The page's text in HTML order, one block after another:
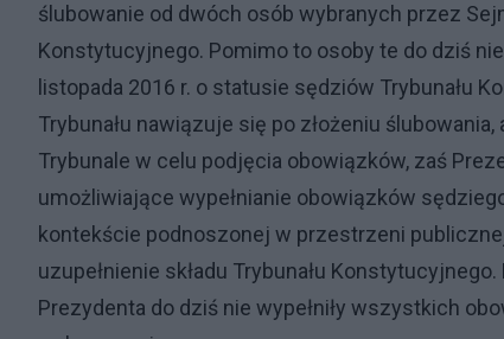
ślubowanie od dwóch osób wybranych przez
Konstytucyjnego. Pomimo to osoby te do dziś
listopada 2016 r. o statusie sędziów Trybunału
Trybunału nawiązuje się po złożeniu
Trybunale w celu podjęcia obowiązków, zaś
umożliwiające wypełnianie obowiązków
kontekście podnoszonej w przestrzeni
uzupełnienie składu Trybunału
Prezydenta do dziś nie wypełniły wszystkich